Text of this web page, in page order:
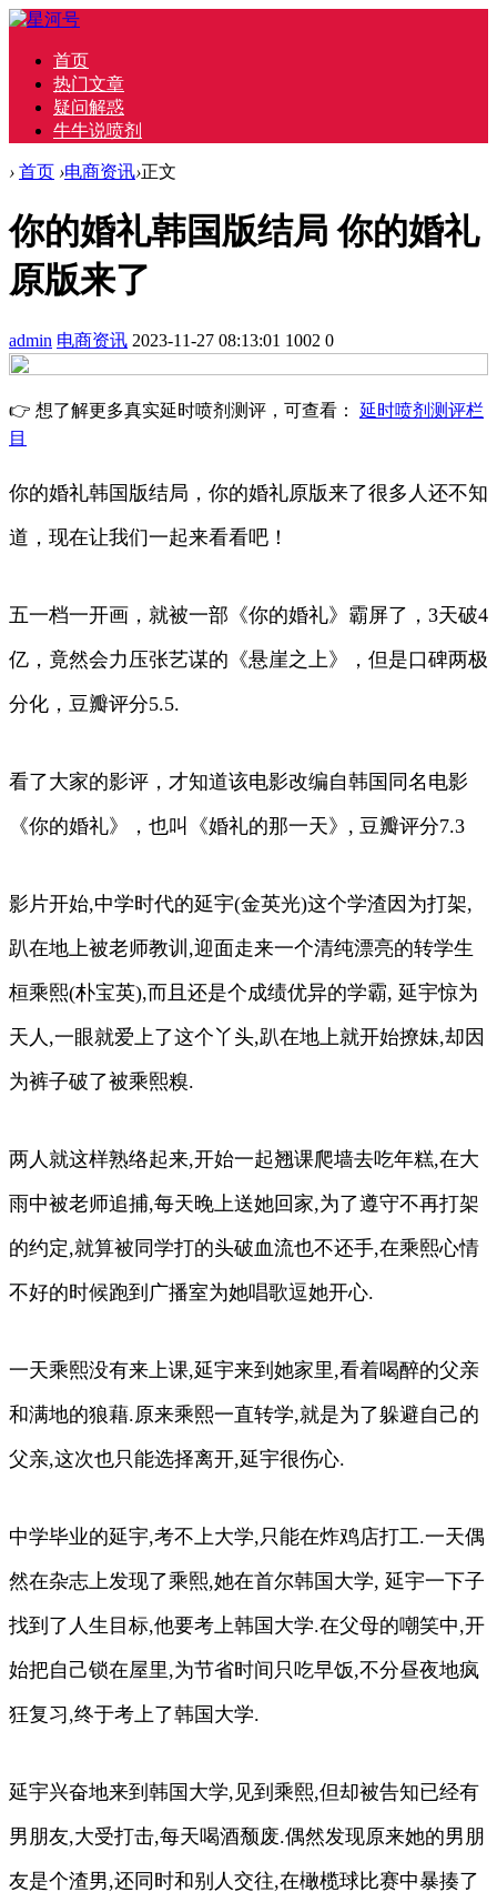
首页
热门文章
疑问解惑
牛牛说喷剂
› 首页 ›电商资讯›正文
你的婚礼韩国版结局 你的婚礼
原版来了
admin 电商资讯 2023-11-27 08:13:01 1002 0
👉 想了解更多真实延时喷剂测评，可查看： 延时喷剂测评栏
目
你的婚礼韩国版结局，你的婚礼原版来了很多人还不知
道，现在让我们一起来看看吧！
五一档一开画，就被一部《你的婚礼》霸屏了，3天破4
亿，竟然会力压张艺谋的《悬崖之上》，但是口碑两极
分化，豆瓣评分5.5.
看了大家的影评，才知道该电影改编自韩国同名电影
《你的婚礼》，也叫《婚礼的那一天》, 豆瓣评分7.3
影片开始,中学时代的延宇(金英光)这个学渣因为打架,
趴在地上被老师教训,迎面走来一个清纯漂亮的转学生
桓乘熙(朴宝英),而且还是个成绩优异的学霸, 延宇惊为
天人,一眼就爱上了这个丫头,趴在地上就开始撩妹,却因
为裤子破了被乘熙糗.
两人就这样熟络起来,开始一起翘课爬墙去吃年糕,在大
雨中被老师追捕,每天晚上送她回家,为了遵守不再打架
的约定,就算被同学打的头破血流也不还手,在乘熙心情
不好的时候跑到广播室为她唱歌逗她开心.
一天乘熙没有来上课,延宇来到她家里,看着喝醉的父亲
和满地的狼藉.原来乘熙一直转学,就是为了躲避自己的
父亲,这次也只能选择离开,延宇很伤心.
中学毕业的延宇,考不上大学,只能在炸鸡店打工.一天偶
然在杂志上发现了乘熙,她在首尔韩国大学, 延宇一下子
找到了人生目标,他要考上韩国大学.在父母的嘲笑中,开
始把自己锁在屋里,为节省时间只吃早饭,不分昼夜地疯
狂复习,终于考上了韩国大学.
延宇兴奋地来到韩国大学,见到乘熙,但却被告知已经有
男朋友,大受打击,每天喝酒颓废.偶然发现原来她的男朋
友是个渣男,还同时和别人交往,在橄榄球比赛中暴揍了